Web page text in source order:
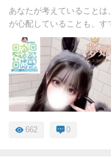
あなたが考えていること
が心配していることも、す
662 0